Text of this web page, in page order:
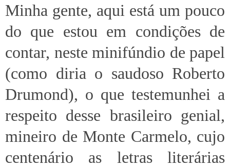
Minha gente, aqui está um pouco
do que estou em condições de
contar, neste minifúndio de papel
(como diria o saudoso Roberto
Drumond), o que testemunhei a
respeito desse brasileiro genial,
mineiro de Monte Carmelo, cujo
centenário as letras literárias